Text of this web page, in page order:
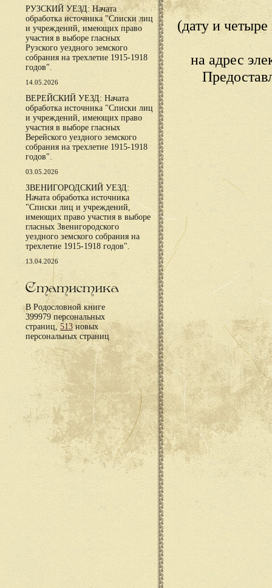
РУЗСКИЙ УЕЗД: Начата
обработка источника "Списки лиц
и учреждений, имеющих право
участия в выборе гласных
Рузского уездного земского
собрания на трехлетие 1915-1918
годов".
14.05.2026
ВЕРЕЙСКИЙ УЕЗД: Начата
обработка источника "Списки лиц
и учреждений, имеющих право
участия в выборе гласных
Верейского уездного земского
собрания на трехлетие 1915-1918
годов".
03.05.2026
ЗВЕНИГОРОДСКИЙ УЕЗД:
Начата обработка источника
"Списки лиц и учреждений,
имеющих право участия в выборе
гласных Звенигородского
уездного земского собрания на
трехлетие 1915-1918 годов".
13.04.2026
Статистика
В Родословной книге
399979 персональных
страниц,513новых
персональных страниц
(дату и
на адрес